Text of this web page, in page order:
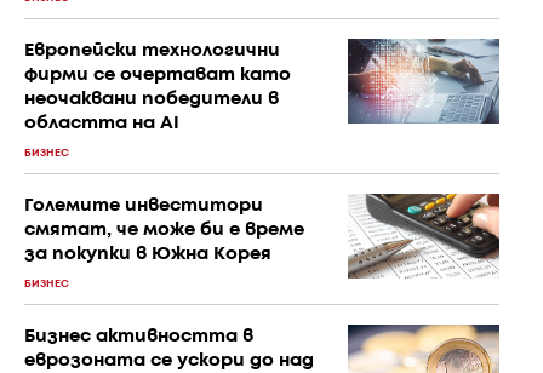
Европейски технологични
фирми се очертават като
неочаквани победители в
областта на AI
БИЗНЕС
Големите инвеститори
смятат, че може би е време
за покупки в Южна Корея
БИЗНЕС
Бизнес активността в
еврозоната се ускори до над